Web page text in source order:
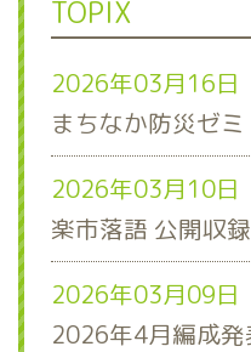
TOPIX
2026年03月16日
2026年03月10日
楽市落語 公開収
2026年03月09日
2026年4月編成発